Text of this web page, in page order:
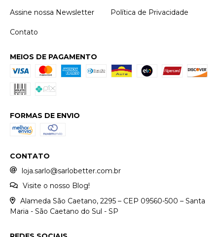
Assine nossa Newsletter
Política de Privacidade
Contato
MEIOS DE PAGAMENTO
FORMAS DE ENVIO
CONTATO
loja.sarlo@sarlobetter.com.br
Visite o nosso Blog!
Alameda São Caetano, 2295 – CEP 09560-500 – Santa
Maria - São Caetano do Sul - SP